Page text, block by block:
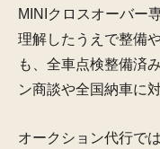
MINIクロスオーバー
理解したうえで整備
も、全車点検整備済
ン商談や全国納車に
オークション代行で